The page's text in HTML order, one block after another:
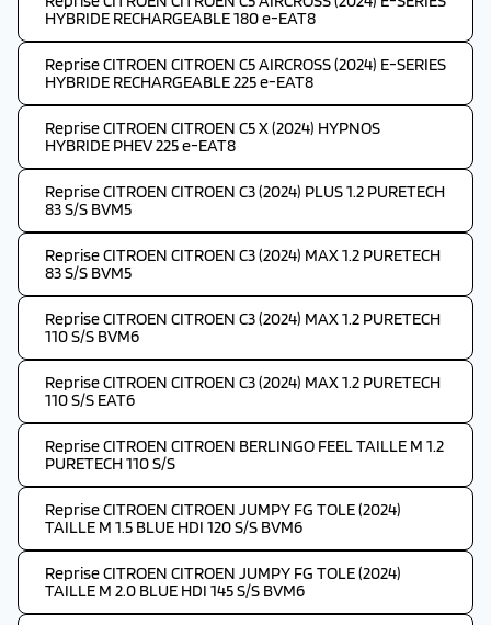
HYBRIDE RECHARGEABLE 180 e-EAT8
Reprise CITROEN CITROEN C5 AIRCROSS (2024) E-SERIES
HYBRIDE RECHARGEABLE 225 e-EAT8
Reprise CITROEN CITROEN C5 X (2024) HYPNOS
HYBRIDE PHEV 225 e-EAT8
Reprise CITROEN CITROEN C3 (2024) PLUS 1.2 PURETECH
83 S/S BVM5
Reprise CITROEN CITROEN C3 (2024) MAX 1.2 PURETECH
83 S/S BVM5
Reprise CITROEN CITROEN C3 (2024) MAX 1.2 PURETECH
110 S/S BVM6
Reprise CITROEN CITROEN C3 (2024) MAX 1.2 PURETECH
110 S/S EAT6
Reprise CITROEN CITROEN BERLINGO FEEL TAILLE M 1.2
PURETECH 110 S/S
Reprise CITROEN CITROEN JUMPY FG TOLE (2024)
TAILLE M 1.5 BLUE HDI 120 S/S BVM6
Reprise CITROEN CITROEN JUMPY FG TOLE (2024)
TAILLE M 2.0 BLUE HDI 145 S/S BVM6